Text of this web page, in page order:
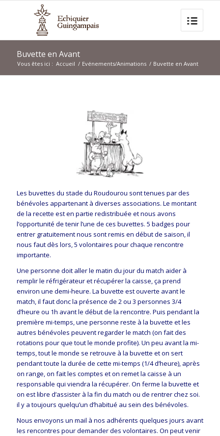
Buvette en Avant
Vous êtes ici : Accueil / Evénements/Animations / Buvette en Avant
Les buvettes du stade du Roudourou sont tenues par des
bénévoles appartenant à diverses associations. Le montant
de la recette est en partie redistribuée et nous avons
l’opportunité de tenir l’une de ces buvettes. 5 badges pour
entrer gratuitement nous sont remis en début de saison, il
nous faut dès lors, 5 volontaires pour chaque rencontre
importante.
Une personne doit aller le matin du jour du match aider à
remplir le réfrigérateur et récupérer la caisse, ça prend
environ une demi-heure. La buvette est ouverte avant le
match, il faut donc la présence de 2 ou 3 personnes 3/4
d’heure ou 1h avant le début de la rencontre. Puis pendant la
première mi-temps, une personne reste à la buvette et les
autres bénévoles peuvent regarder le match (on fait des
rotations pour que tout le monde profite). Un peu avant la mi-
temps, tout le monde se retrouve à la buvette et on sert
pendant toute la durée de cette mi-temps (1/4 d’heure), après
on range, on fait les comptes et on remet la caisse à un
responsable qui viendra la récupérer. On ferme la buvette et
on est libre d’assister à la fin du match ou de rentrer chez soi.
il y a toujours quelqu’un d’habitué au sein des bénévoles.
Nous envoyons un mail à nos adhérents quelques jours avant
les rencontres pour demander des volontaires. On peut venir